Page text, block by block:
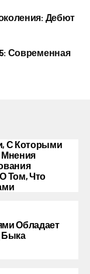
Дебют
Современная
С Которыми
Том, Что
Обладает
Быка